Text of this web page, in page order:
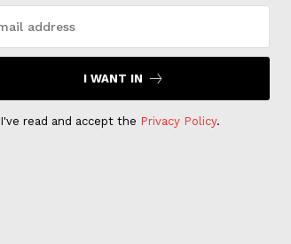
I WANT IN
I've read and accept the Privacy Policy.